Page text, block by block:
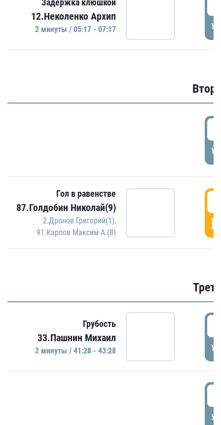
12.Неколенко Архип
2 минуты / 05:17 - 07:17
Гол в равенстве
87.Голдобин Николай(9)
2.Дронов Григорий(1),
91.Карпов Максим А.(8)
Грубость
33.Пашнин Михаил
2 минуты / 41:28 - 43:28